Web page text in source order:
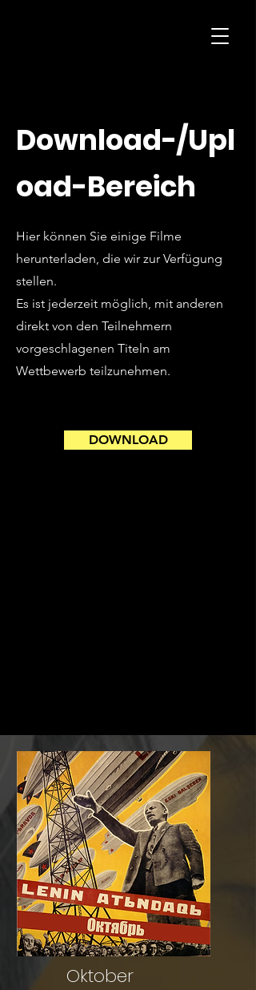
Download-/Upl
oad-Bereich
Hier können Sie einige Filme
herunterladen, die wir zur Verfügung
stellen.
Es ist jederzeit möglich, mit anderen
direkt von den Teilnehmern
vorgeschlagenen Titeln am
Wettbewerb teilzunehmen.
DOWNLOAD
Oktober